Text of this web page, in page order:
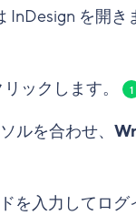
InDesign を開き
リックします。 1
ルを合わせ、
を入力してログ